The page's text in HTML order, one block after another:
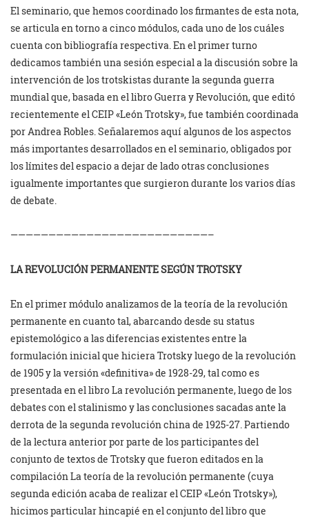
El seminario, que hemos coordinado los firmantes de esta nota,
se articula en torno a cinco módulos, cada uno de los cuáles
cuenta con bibliografía respectiva. En el primer turno
dedicamos también una sesión especial a la discusión sobre la
intervención de los trotskistas durante la segunda guerra
mundial que, basada en el libro Guerra y Revolución, que editó
recientemente el CEIP «León Trotsky», fue también coordinada
por Andrea Robles. Señalaremos aquí algunos de los aspectos
más importantes desarrollados en el seminario, obligados por
los límites del espacio a dejar de lado otras conclusiones
igualmente importantes que surgieron durante los varios días
de debate.
——————————————————————————–
LA REVOLUCIÓN PERMANENTE SEGÚN TROTSKY
En el primer módulo analizamos de la teoría de la revolución
permanente en cuanto tal, abarcando desde su status
epistemológico a las diferencias existentes entre la
formulación inicial que hiciera Trotsky luego de la revolución
de 1905 y la versión «definitiva» de 1928-29, tal como es
presentada en el libro La revolución permanente, luego de los
debates con el stalinismo y las conclusiones sacadas ante la
derrota de la segunda revolución china de 1925-27. Partiendo
de la lectura anterior por parte de los participantes del
conjunto de textos de Trotsky que fueron editados en la
compilación La teoría de la revolución permanente (cuya
segunda edición acaba de realizar el CEIP «León Trotsky»),
hicimos particular hincapié en el conjunto del libro que